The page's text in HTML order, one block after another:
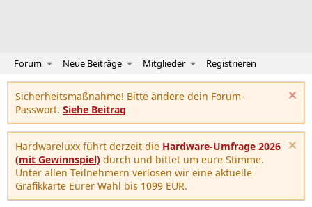
Forum Neue Beiträge Mitglieder Registrieren
Sicherheitsmaßnahme! Bitte ändere dein Forum-
Passwort. Siehe Beitrag
Hardwareluxx führt derzeit die Hardware-Umfrage 2026
(mit Gewinnspiel) durch und bittet um eure Stimme.
Unter allen Teilnehmern verlosen wir eine aktuelle
Grafikkarte Eurer Wahl bis 1099 EUR.